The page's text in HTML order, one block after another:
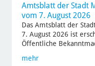
Amtsblatt der Stadt
vom 7. August 2026
Das Amtsblatt der
7. August 2026 ist
Öffentliche
mehr